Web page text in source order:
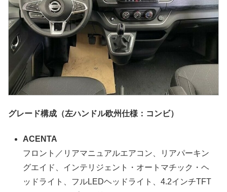
グレード構成（左ハンドル欧州仕様：コンビ）
ACENTA
フロント／リアマニュアルエアコン、リアパーキン
グエイド、インテリジェント・オートマチック・ヘ
ッドライト、フルLEDヘッドライト、4.2インチTFT